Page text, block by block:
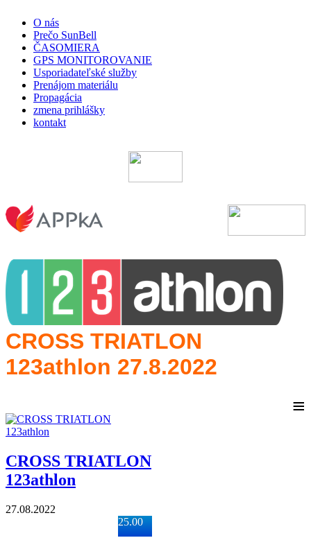
O nás
Prečo SunBell
ČASOMIERA
GPS MONITOROVANIE
Usporiadateľské služby
Prenájom materiálu
Propagácia
zmena prihlášky
kontakt
CROSS TRIATLON
123athlon 27.8.2022
≡
CROSS TRIATLON
123athlon
27.08.2022
25.00